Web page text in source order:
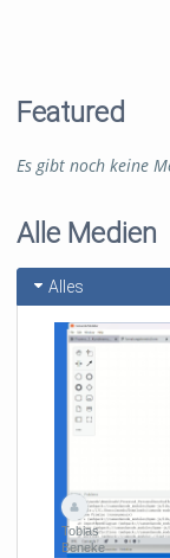
Featured
Es gibt noch keine
Alle Medien
Alles
Tobias
Beneke